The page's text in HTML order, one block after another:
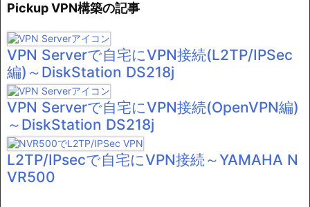
Pickup VPN構築の記事
VPN Serverで自宅にVPN接続(L2TP/IPSec
編)～DiskStation DS218j
VPN Serverで自宅にVPN接続(OpenVPN編)
～DiskStation DS218j
L2TP/IPsecで自宅にVPN接続～YAMAHA N
VR500